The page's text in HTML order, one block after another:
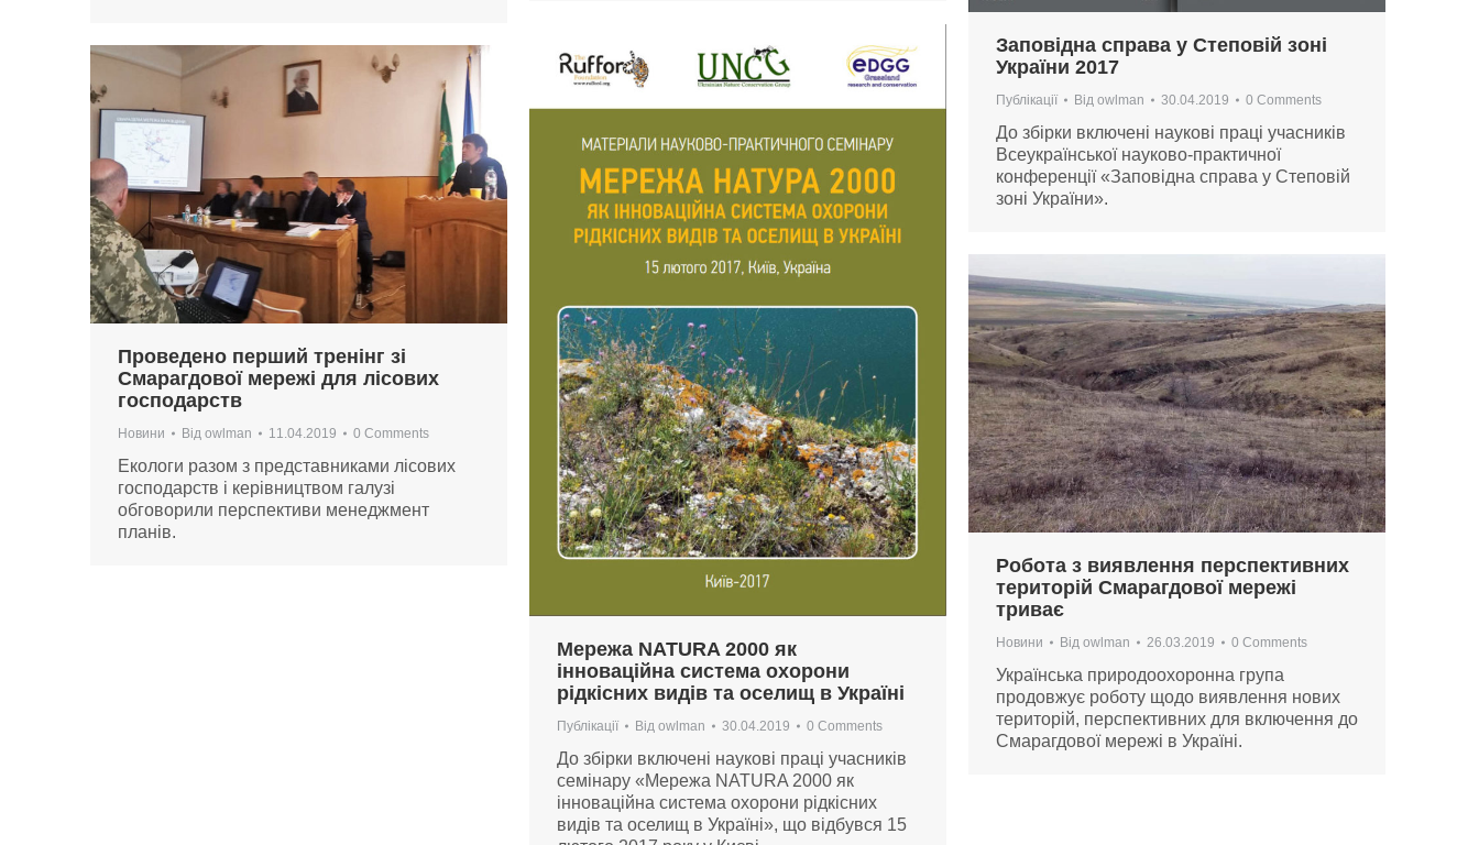
Заповідна справа у Степовій зоні
України 2017
Публікації Від owlman 30.04.2019 0 Comments
До збірки включені наукові праці учасників
Всеукраїнської науково-практичної
конференції «Заповідна справа у Степовій
зоні України».
Мережа NATURA 2000 як
інноваційна система охорони
рідкісних видів та оселищ в Україні
Публікації Від owlman 30.04.2019 0 Comments
До збірки включені наукові праці учасників
семінару «Мережа NATURA 2000 як
інноваційна система охорони рідкісних
видів та оселищ в Україні», що відбувся 15
Проведено перший тренінг зі
Смарагдової мережі для лісових
господарств
Новини Від owlman 11.04.2019 0 Comments
Екологи разом з представниками лісових
господарств і керівництвом галузі
обговорили перспективи менеджмент
планів.
Робота з виявлення перспективних
територій Смарагдової мережі
триває
Новини Від owlman 26.03.2019 0 Comments
Українська природоохоронна група
продовжує роботу щодо виявлення нових
територій, перспективних для включення до
Смарагдової мережі в Україні.